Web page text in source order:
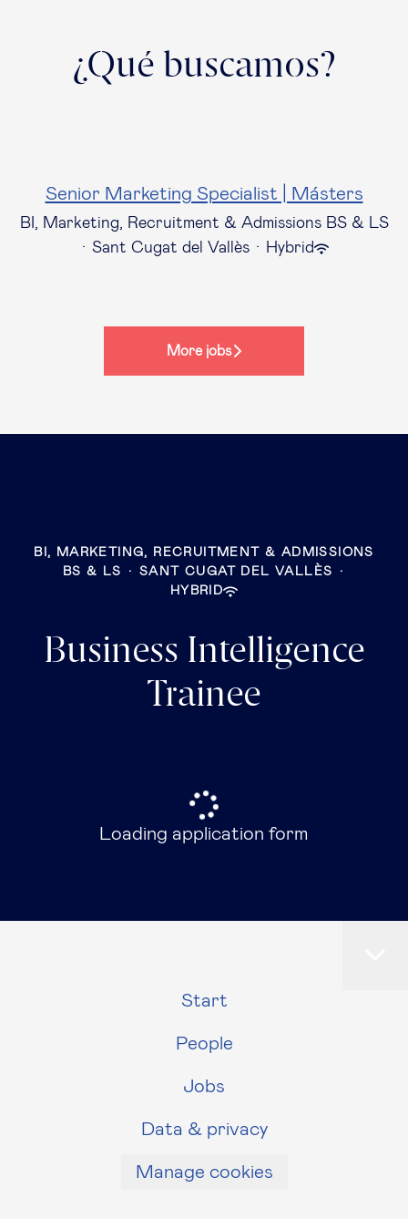
¿Qué buscamos?
Senior Marketing Specialist | Másters
BI, Marketing, Recruitment & Admissions BS & LS
· Sant Cugat del Vallès · Hybrid
More jobs
BI, MARKETING, RECRUITMENT & ADMISSIONS
BS & LS
· SANT CUGAT DEL VALLÈS
·
HYBRID
Business Intelligence
Trainee
Loading application form
Start
People
Jobs
Data & privacy
Manage cookies